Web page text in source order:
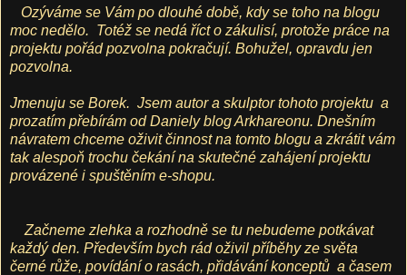
Ozýváme se Vám po dlouhé době, kdy se toho na blogu
moc nedělo. Totéž se nedá říct o zákulisí, protože práce na
projektu pořád pozvolna pokračují. Bohužel, opravdu jen
pozvolna.
Jmenuju se Borek. Jsem autor a skulptor tohoto projektu a
prozatím přebírám od Daniely blog Arkhareonu. Dnešním
návratem chceme oživit činnost na tomto blogu a zkrátit vám
tak alespoň trochu čekání na skutečné zahájení projektu
provázené i spuštěním e-shopu.
Začneme zlehka a rozhodně se tu nebudeme potkávat
každý den. Především bych rád oživil příběhy ze světa
černé růže, povídání o rasách, přidávání konceptů a časem